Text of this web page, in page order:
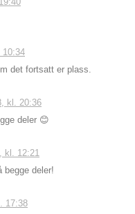
10:34
det fortsatt er plass.
kl. 20:36
deler 😊
kl. 12:21
begge deler!
17:38